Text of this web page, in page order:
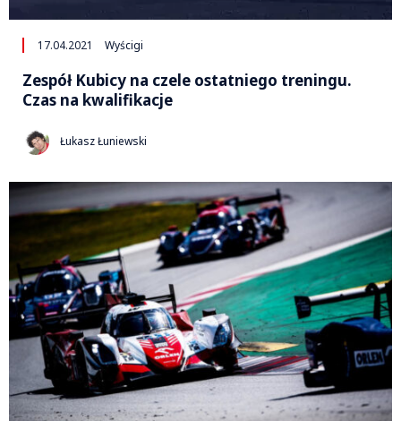
17.04.2021 Wyścigi
Zespół Kubicy na czele ostatniego treningu.
Czas na kwalifikacje
Łukasz Łuniewski